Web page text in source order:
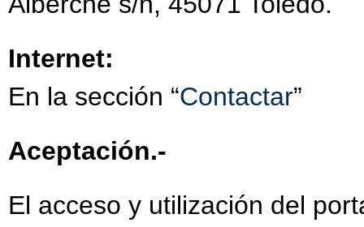
Internet:
En la sección “Contactar”
Aceptación.-
El acceso y utilización del